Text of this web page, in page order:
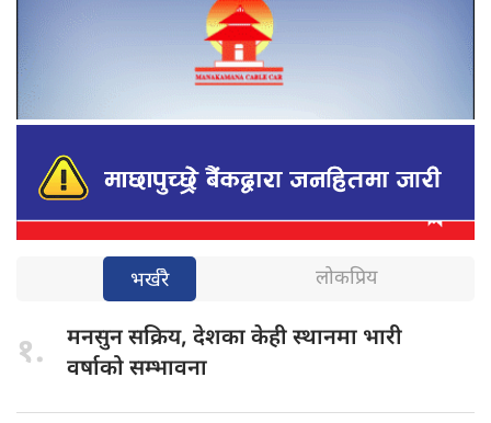
भर्खरै लोकप्रिय
१. मनसुन सक्रिय, देशका केही स्थानमा भारी
वर्षाको सम्भावना